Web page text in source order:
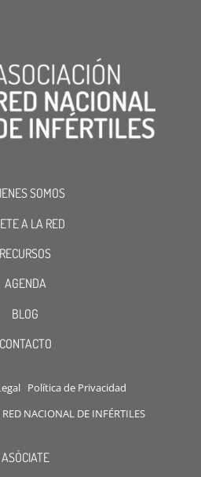
SOMOS
A LA RED
RECURSOS
AGENDA
BLOG
CONTACTO
Política de Privacidad
NACIONAL DE INFÉRTILES
ASÓCIATE